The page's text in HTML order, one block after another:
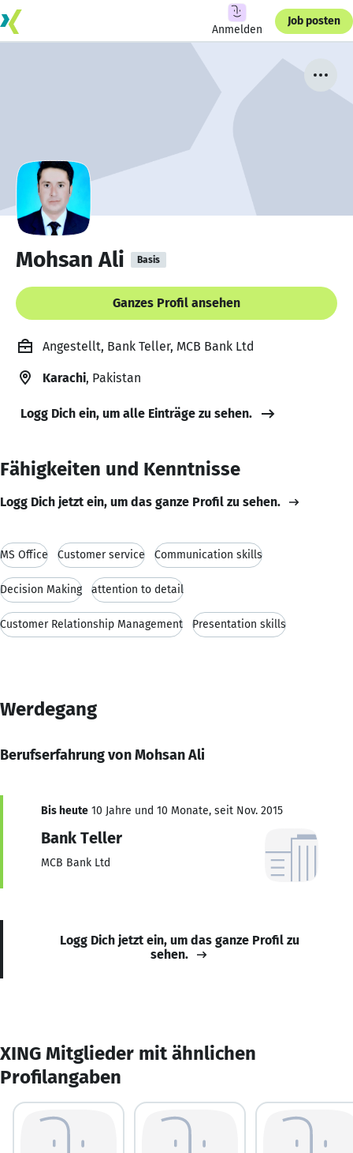
Anmelden
Job posten
Mohsan Ali Basis
Ganzes Profil ansehen
Angestellt, Bank Teller, MCB Bank Ltd
Karachi, Pakistan
Logg Dich ein, um alle Einträge zu sehen.
Fähigkeiten und Kenntnisse
Logg Dich jetzt ein, um das ganze Profil zu sehen.
MS Office Customer service Communication skills
Decision Making attention to detail
Customer Relationship Management Presentation skills
Werdegang
Berufserfahrung von Mohsan Ali
Bis heute 10 Jahre und 10 Monate, seit Nov. 2015
Bank Teller
MCB Bank Ltd
Logg Dich jetzt ein, um das ganze Profil zu
sehen.
XING Mitglieder mit ähnlichen
Profilangaben